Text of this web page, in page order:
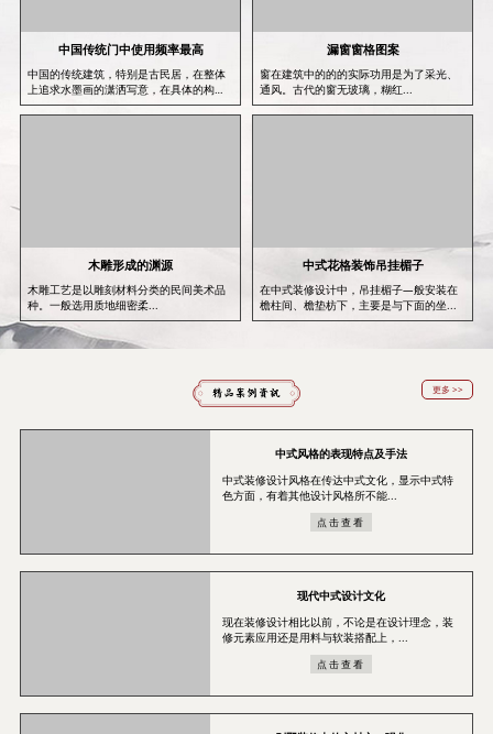
中国传统门中使用频率最高
中国的传统建筑，特别是古民居，在整体
上追求水墨画的潇洒写意，在具体的构筑
中则...
漏窗窗格图案
窗在建筑中的的的实际功用是为了采光、
通风。古代的窗无玻璃，糊红...
木雕形成的渊源
木雕工艺是以雕刻材料分类的民间美术品
种。一般选用质地细密柔...
中式花格装饰吊挂楣子
在中式装修设计中，吊挂楣子—般安装在
檐柱间、檐垫枋下，主要是与下面的坐...
更多 >>
中式风格的表现特点及手法
中式装修设计风格在传达中式文化，显示中式特
色方面，有着其他设计风格所不能...
点击查看
现代中式设计文化
现在装修设计相比以前，不论是在设计理念，装
修元素应用还是用料与软装搭配上，...
点击查看